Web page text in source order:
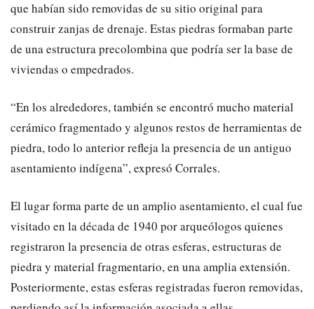
que habían sido removidas de su sitio original para
construir zanjas de drenaje. Estas piedras formaban parte
de una estructura precolombina que podría ser la base de
viviendas o empedrados.
“En los alrededores, también se encontró mucho material
cerámico fragmentado y algunos restos de herramientas de
piedra, todo lo anterior refleja la presencia de un antiguo
asentamiento indígena”, expresó Corrales.
El lugar forma parte de un amplio asentamiento, el cual fue
visitado en la década de 1940 por arqueólogos quienes
registraron la presencia de otras esferas, estructuras de
piedra y material fragmentario, en una amplia extensión.
Posteriormente, estas esferas registradas fueron removidas,